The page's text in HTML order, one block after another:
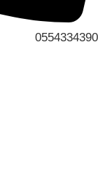
0554334390